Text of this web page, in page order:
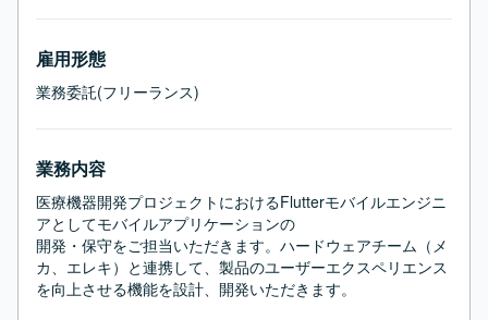
雇用形態
業務委託(フリーランス)
業務内容
医療機器開発プロジェクトにおけるFlutterモバイルエンジニ
アとしてモバイルアプリケーションの
開発・保守をご担当いただきます。ハードウェアチーム（メ
カ、エレキ）と連携して、製品のユーザーエクスペリエンス
を向上させる機能を設計、開発いただきます。